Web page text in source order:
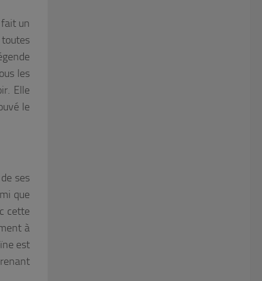
un
les
Elle
le
ses
que
cette
à
est